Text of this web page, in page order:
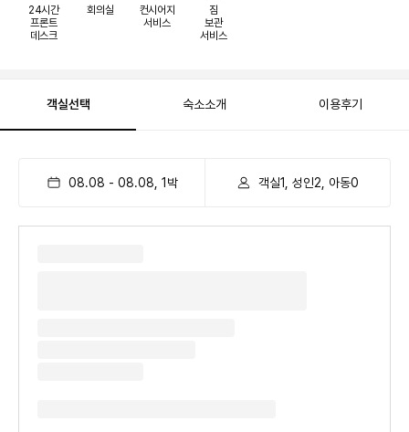
24시간
프론트
데스크
회의실
컨시어지
서비스
짐
보관
서비스
객실선택 숙소소개 이용후기
08.08 - 08.08 1 박 객실1, 성인2, 아동0